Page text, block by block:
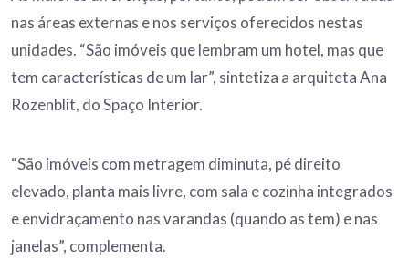
nas áreas externas e nos serviços oferecidos nestas
unidades. “São imóveis que lembram um hotel, mas que
tem características de um lar”, sintetiza a arquiteta Ana
Rozenblit, do Spaço Interior.
“São imóveis com metragem diminuta, pé direito
elevado, planta mais livre, com sala e cozinha integrados
e envidraçamento nas varandas (quando as tem) e nas
janelas”, complementa.